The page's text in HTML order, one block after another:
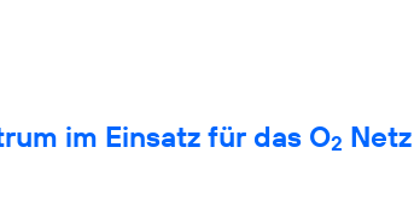
im Einsatz für das O2 Netz